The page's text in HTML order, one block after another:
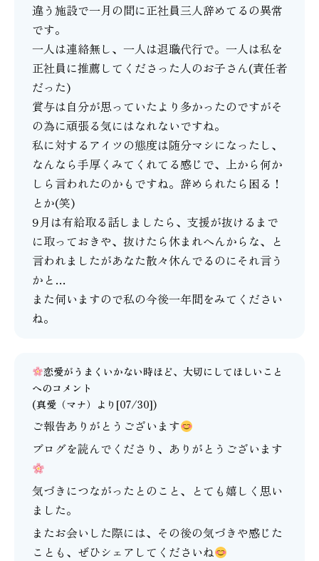
違う施設で一月の間に正社員三人辞めてるの異常
です。
一人は連絡無し、一人は退職代行で。一人は私を
正社員に推薦してくださった人のお子さん(責任者
だった)
賞与は自分が思っていたより多かったのですがそ
の為に頑張る気にはなれないですね。
私に対するアイツの態度は随分マシになったし、
なんなら手厚くみてくれてる感じで、上から何か
しら言われたのかもですね。辞められたら困る！
とか(笑)
9月は有給取る話しましたら、支援が抜けるまで
に取っておきや、抜けたら休まれへんからな、と
言われましたがあなた散々休んでるのにそれ言う
かと…
また伺いますので私の今後一年間をみてください
ね。
恋愛がうまくいかない時ほど、大切にしてほしいこと
へのコメント
(真愛（マナ） より[07/30])
ご報告ありがとうございます
ブログを読んでくださり、ありがとうございます
気づきにつながったとのこと、とても嬉しく思い
ました。
またお会いした際には、その後の気づきや感じた
ことも、ぜひシェアしてくださいね